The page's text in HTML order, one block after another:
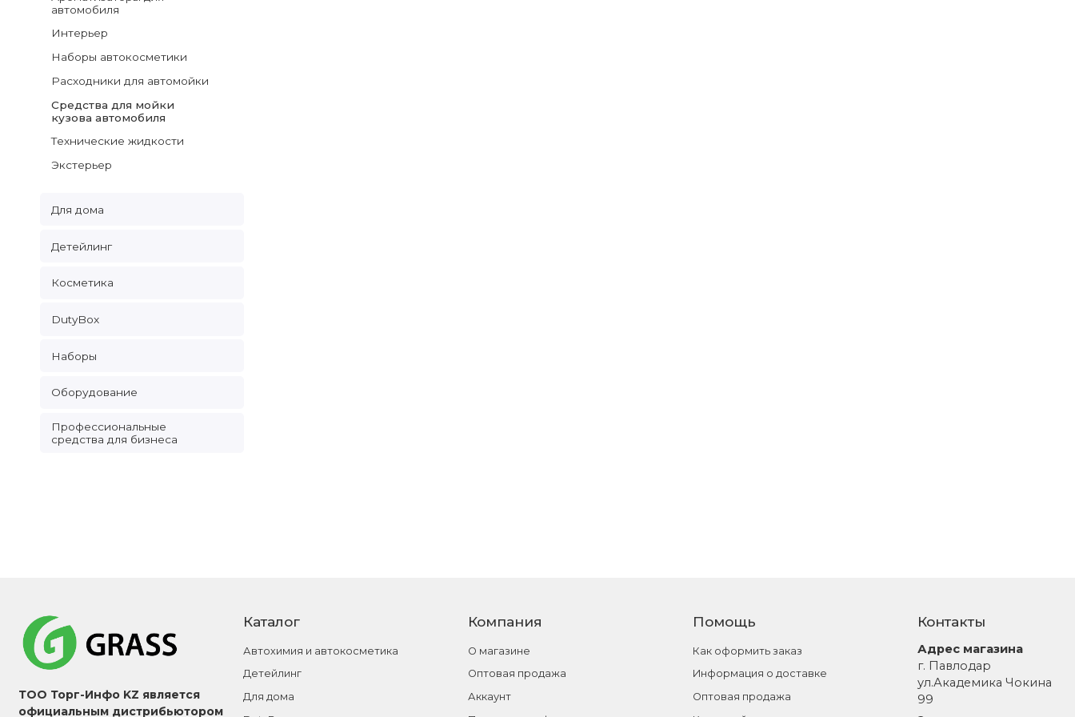
автомобиля
Интерьер
Наборы автокосметики
Расходники для автомойки
Средства для мойки
кузова автомобиля
Технические жидкости
Экстерьер
Для дома
Детейлинг
Косметика
DutyBox
Наборы
Оборудование
Профессиональные
средства для бизнеса
ТОО Торг-Инфо KZ является
официальным дистрибьютором
Каталог
Автохимия и автокосметика
Детейлинг
Для дома
Компания
О магазине
Оптовая продажа
Аккаунт
Помощь
Как оформить заказ
Информация о доставке
Оптовая продажа
Контакты
Адрес магазина
г. Павлодар
ул.Академика Чокина
99